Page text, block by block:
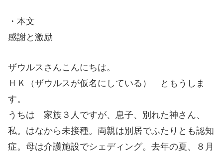
・本文
感謝と激励
ザウルスさんこんにちは。
ＨＫ（ザウルスが仮名にしている） ともうしま
す。
うちは 家族３人ですが、息子、別れた神さん、
私。はなから未接種。両親は別居でふたりとも認知
症。母は介護施設でシェディング。去年の夏、８月